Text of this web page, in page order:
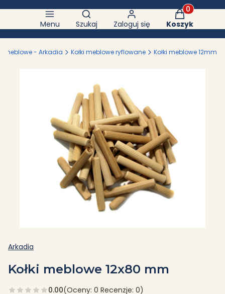
Menu
Otwórz wyszukiwarkę
Szukaj Zaloguj się
Produkty w
Koszyk
meblowe - Arkadia Kołki meblowe ryflowane Kołki meblowe 12mm
Arkadia
Kołki meblowe 12x80 mm
0.00(Oceny: 0 Recenzje: 0)